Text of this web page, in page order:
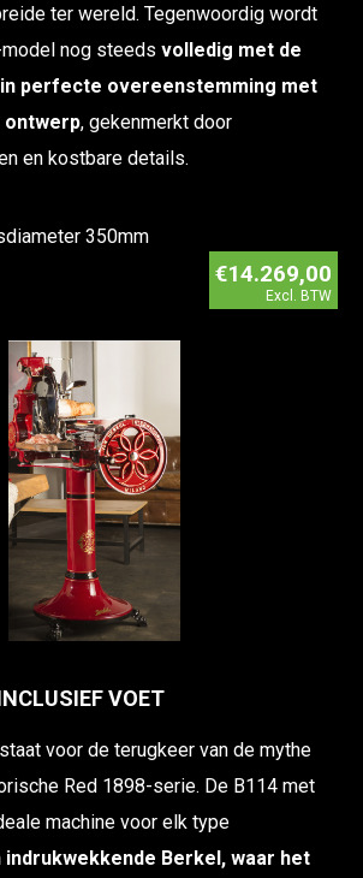
ter wereld. Tegenwoordig wordt
nog steeds volledig met de
in perfecte overeenstemming met
ontwerp, gekenmerkt door
en kostbare details.
350mm
€14.269,00
Excl. BTW
VOET
voor de terugkeer van de mythe
Red 1898-serie. De B114 met
machine voor elk type
indrukwekkende Berkel, waar het